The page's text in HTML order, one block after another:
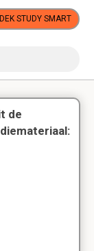
STUDY SMART
de